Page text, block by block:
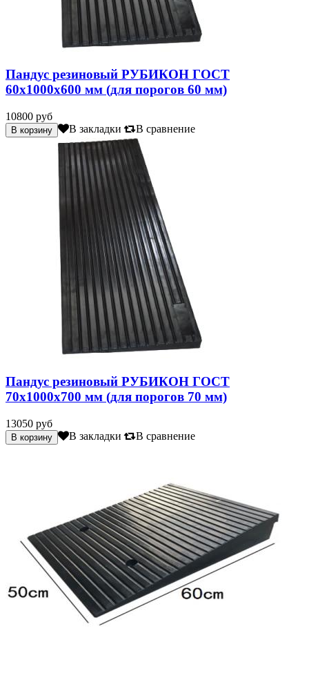
Пандус резиновый РУБИКОН ГОСТ
60х1000х600 мм (для порогов 60 мм)
10800 руб
В закладки В сравнение
Пандус резиновый РУБИКОН ГОСТ
70х1000х700 мм (для порогов 70 мм)
13050 руб
В закладки В сравнение